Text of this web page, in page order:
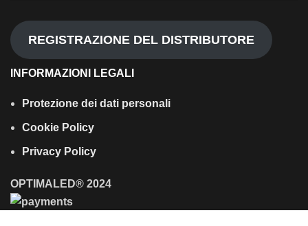
REGISTRAZIONE DEL DISTRIBUTORE
INFORMAZIONI LEGALI
Protezione dei dati personali
Cookie Policy
Privacy Policy
OPTIMALED® 2024